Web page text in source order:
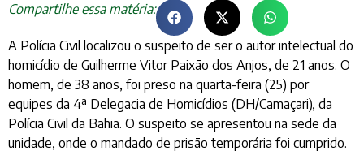
Compartilhe essa matéria:
A Polícia Civil localizou o suspeito de ser o autor intelectual do
homicídio de Guilherme Vitor Paixão dos Anjos, de 21 anos. O
homem, de 38 anos, foi preso na quarta-feira (25) por
equipes da 4ª Delegacia de Homicídios (DH/Camaçari), da
Polícia Civil da Bahia. O suspeito se apresentou na sede da
unidade, onde o mandado de prisão temporária foi cumprido.